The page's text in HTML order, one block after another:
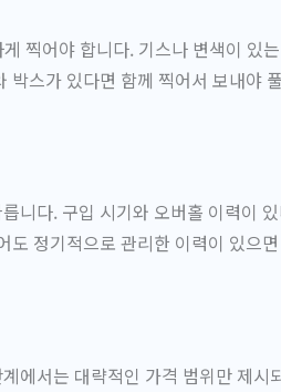
찍어야 합니다. 기스나 변색이 있
스가 있다면 함께 찍어서 보내야
니다. 구입 시기와 오버홀 이력이
정기적으로 관리한 이력이 있으
에서는 대략적인 가격 범위만 제시